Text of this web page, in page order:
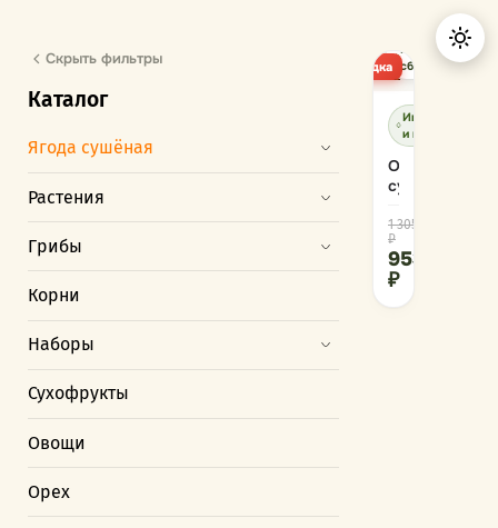
Скрыть фильтры
Каталог
Ягода сушёная
Растения
Грибы
Корни
Наборы
Сухофрукты
Овощи
Орех
Ручной
сбор
Скидка
Иммунитет
и простуда
Облепиха
сушеная.
1 305
₽
953
₽